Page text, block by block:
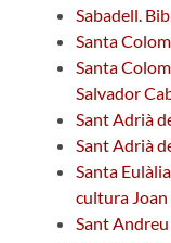
Sabadell.
Santa
Santa
Salvador
Sant Adrià
Sant Adrià
Santa
cultura Joan
Sant